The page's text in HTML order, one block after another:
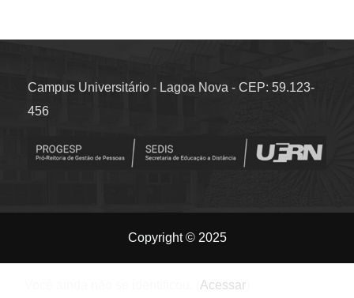
Campus Universitário - Lagoa Nova - CEP: 59.123-
456
Copyright © 2025
Acessar